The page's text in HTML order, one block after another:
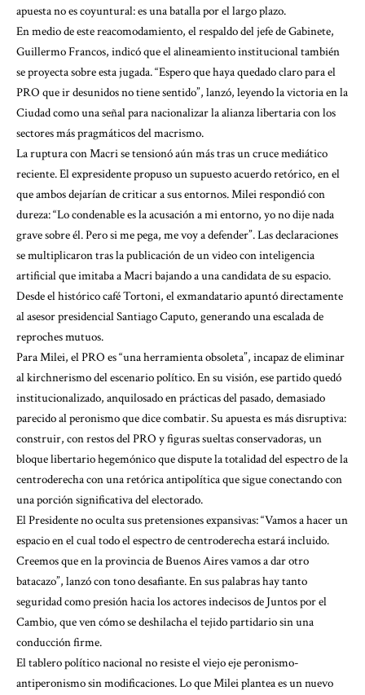
apuesta no es coyuntural: es una batalla por el largo plazo.
En medio de este reacomodamiento, el respaldo del jefe de Gabinete,
Guillermo Francos, indicó que el alineamiento institucional también
se proyecta sobre esta jugada. “Espero que haya quedado claro para el
PRO que ir desunidos no tiene sentido”, lanzó, leyendo la victoria en la
Ciudad como una señal para nacionalizar la alianza libertaria con los
sectores más pragmáticos del macrismo.
La ruptura con Macri se tensionó aún más tras un cruce mediático
reciente. El expresidente propuso un supuesto acuerdo retórico, en el
que ambos dejarían de criticar a sus entornos. Milei respondió con
dureza: “Lo condenable es la acusación a mi entorno, yo no dije nada
grave sobre él. Pero si me pega, me voy a defender”. Las declaraciones
se multiplicaron tras la publicación de un video con inteligencia
artificial que imitaba a Macri bajando a una candidata de su espacio.
Desde el histórico café Tortoni, el exmandatario apuntó directamente
al asesor presidencial Santiago Caputo, generando una escalada de
reproches mutuos.
Para Milei, el PRO es “una herramienta obsoleta”, incapaz de eliminar
al kirchnerismo del escenario político. En su visión, ese partido quedó
institucionalizado, anquilosado en prácticas del pasado, demasiado
parecido al peronismo que dice combatir. Su apuesta es más disruptiva:
construir, con restos del PRO y figuras sueltas conservadoras, un
bloque libertario hegemónico que dispute la totalidad del espectro de la
centroderecha con una retórica antipolítica que sigue conectando con
una porción significativa del electorado.
El Presidente no oculta sus pretensiones expansivas: “Vamos a hacer un
espacio en el cual todo el espectro de centroderecha estará incluido.
Creemos que en la provincia de Buenos Aires vamos a dar otro
batacazo”, lanzó con tono desafiante. En sus palabras hay tanto
seguridad como presión hacia los actores indecisos de Juntos por el
Cambio, que ven cómo se deshilacha el tejido partidario sin una
conducción firme.
El tablero político nacional no resiste el viejo eje peronismo-
antiperonismo sin modificaciones. Lo que Milei plantea es un nuevo